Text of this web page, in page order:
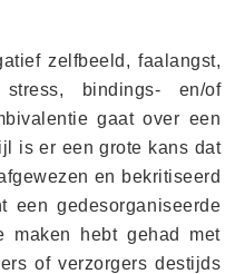
zelfbeeld, faalangst,
stress, bindings- en/of
gaat over een
is er een grote kans dat
en bekritiseerd
gedesorganiseerde
maken hebt gehad met
of verzorgers destijds